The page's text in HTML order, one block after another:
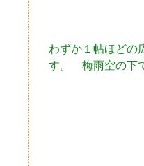
わずか１帖ほどの
す。 梅雨空の下